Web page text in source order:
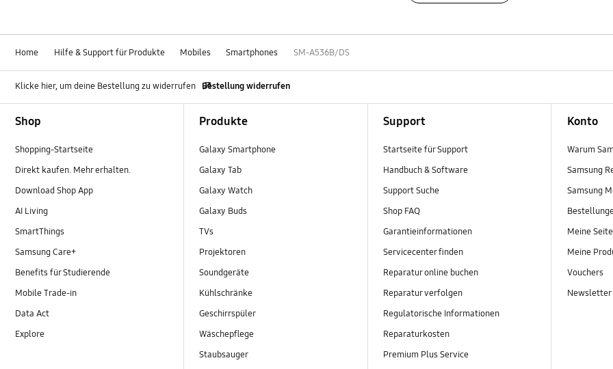
Home Hilfe & Support für Produkte Mobiles Smartphones SM-A536B/DS
Klicke hier, um deine Bestellung zu widerrufen Bestellung widerrufen
Shop
Shopping-Startseite
Direkt kaufen. Mehr erhalten.
Download Shop App
AI Living
SmartThings
Samsung Care+
Benefits für Studierende
Mobile Trade-in
Data Act
Explore
Produkte
Galaxy Smartphone
Galaxy Tab
Galaxy Watch
Galaxy Buds
TVs
Projektoren
Soundgeräte
Kühlschränke
Geschirrspüler
Wäschepflege
Staubsauger
Support
Startseite für Support
Handbuch & Software
Support Suche
Shop FAQ
Garantieinformationen
Servicecenter finden
Reparatur online buchen
Reparatur verfolgen
Regulatorische Informationen
Reparaturkosten
Premium Plus Service
Konto
Warum
Samsung
Samsung
Meine Seite
Meine
Vouchers
Newsletter